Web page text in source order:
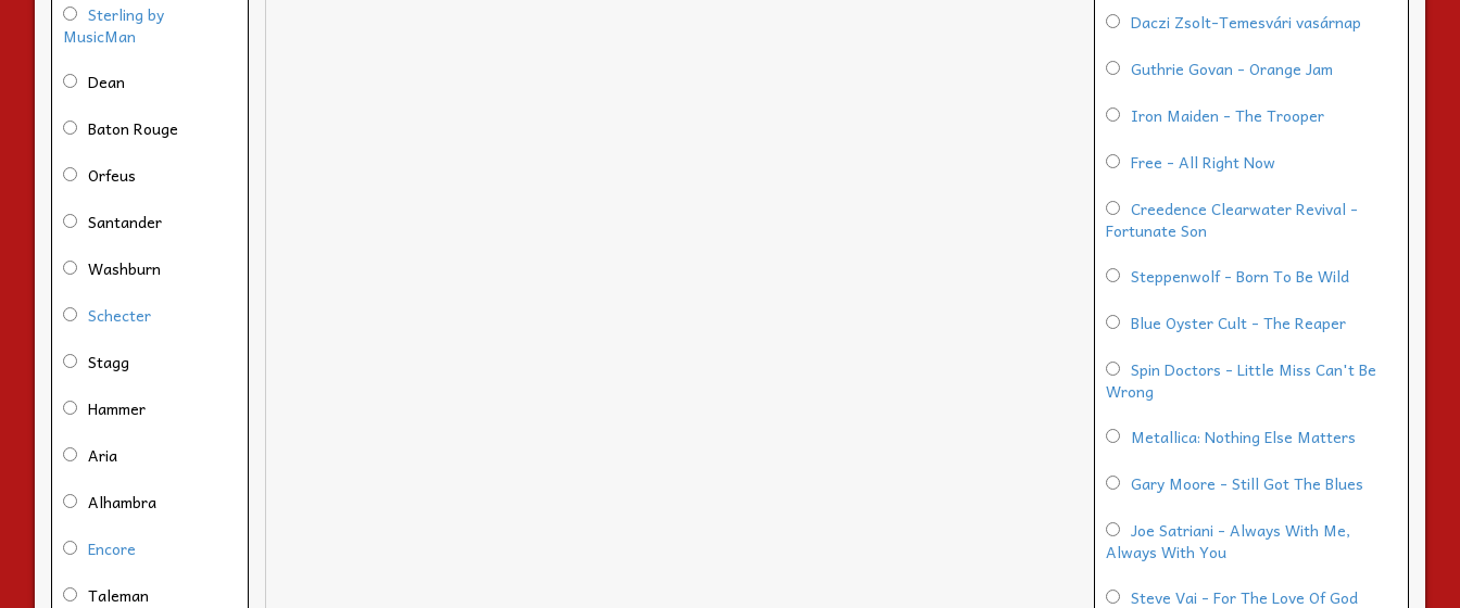
Sterling by
MusicMan
Dean
Baton Rouge
Orfeus
Santander
Washburn
Schecter
Stagg
Hammer
Aria
Alhambra
Encore
Taleman
Daczi Zsolt-Temesvári vasárnap
Guthrie Govan - Orange Jam
Iron Maiden - The Trooper
Free - All Right Now
Creedence Clearwater Revival -
Fortunate Son
Steppenwolf - Born To Be Wild
Blue Oyster Cult - The Reaper
Spin Doctors - Little Miss Can't Be
Wrong
Metallica: Nothing Else Matters
Gary Moore - Still Got The Blues
Joe Satriani - Always With Me,
Always With You
Steve Vai - For The Love Of God